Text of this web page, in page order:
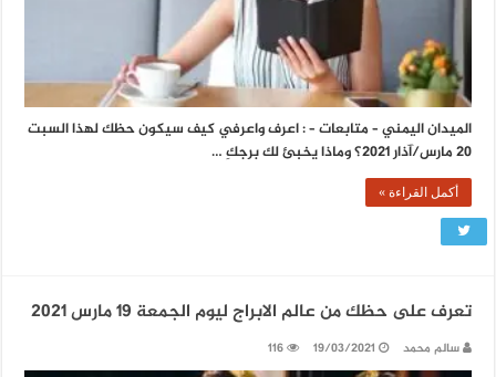
الميدان اليمني – متابعات – : اعرف واعرفي كيف سيكون حظك لهذا السبت
20 مارس/آذار 2021؟ وماذا يخبئ لك برجكِ …
أكمل القراءة »
تعرف على حظك من عالم الابراج ليوم الجمعة 19 مارس 2021
سالم محمد 19/03/2021
116